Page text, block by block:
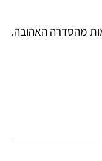
מהסדרה האהובה.